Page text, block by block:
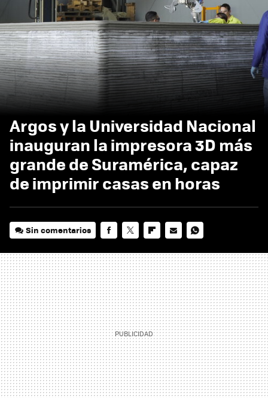
Argos y la Universidad Nacional
inauguran la impresora 3D más
grande de Suramérica, capaz
de imprimir casas en horas
Sin comentarios
MAIL